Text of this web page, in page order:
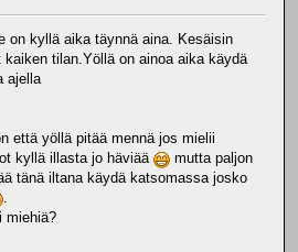
on kyllä aika täynnä aina. Kesäisin
tilan.Yöllä on ainoa aika käydä
ajella
että yöllä pitää mennä jos mielii
kyllä illasta jo häviää
mutta paljon
tänä iltana käydä katsomassa josko
.
miehiä?